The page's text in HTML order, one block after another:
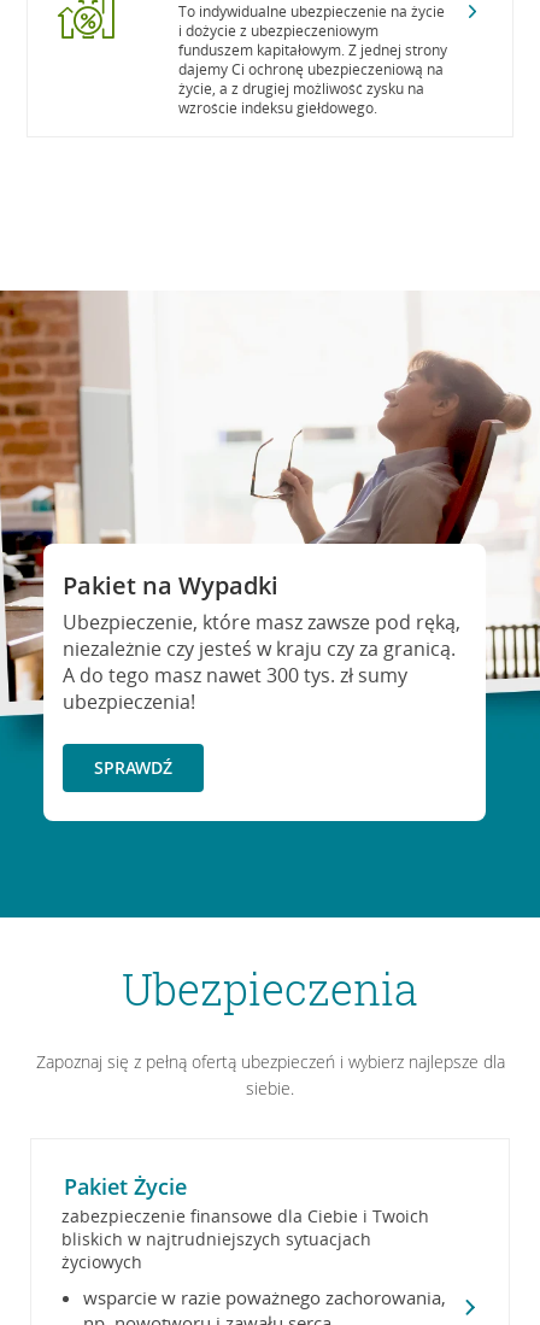
To indywidualne ubezpieczenie na życie
i dożycie z ubezpieczeniowym
funduszem kapitałowym. Z jednej strony
dajemy Ci ochronę ubezpieczeniową na
życie, a z drugiej możliwość zysku na
wzroście indeksu giełdowego.
Pakiet na Wypadki
Ubezpieczenie, które masz zawsze pod ręką,
niezależnie czy jesteś w kraju czy za granicą.
A do tego masz nawet 300 tys. zł sumy
ubezpieczenia!
SPRAWDŹ
Ubezpieczenia
Zapoznaj się z pełną ofertą ubezpieczeń i wybierz najlepsze dla
siebie.
Pakiet Życie
zabezpieczenie finansowe dla Ciebie i Twoich
bliskich w najtrudniejszych sytuacjach
życiowych
wsparcie w razie poważnego zachorowania,